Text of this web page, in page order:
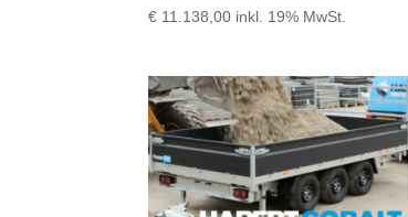
€ 11.138,00 inkl. 19% MwSt.